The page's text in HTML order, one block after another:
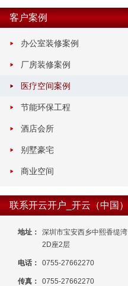
客户案例
办公室装修案例
厂房装修案例
医疗空间案例
节能环保工程
酒店会所
别墅豪宅
商业空间
联系开云开户_开云（中国）
地址：
深圳市宝安西乡中熙香缇湾
2D座2层
电话： 0755-27662270
传真： 0755-27662270